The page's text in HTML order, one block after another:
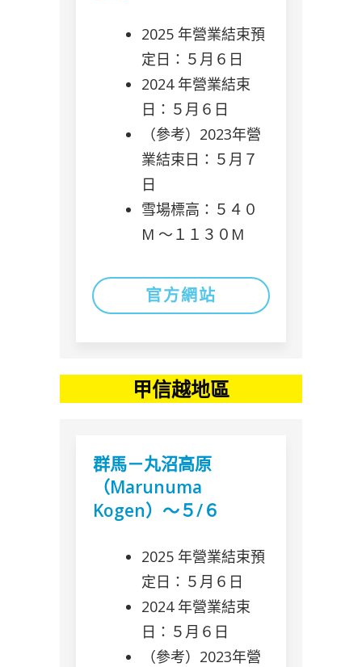
2025 年營業結束預
定日：５月６日
2024 年營業結束
日：５月６日
（參考）2023年營
業結束日：５月７
日
雪場標高：５４０
M 〜１１３０M
官方網站
甲信越地區
群馬－丸沼高原
（Marunuma
Kogen）～５/６
2025 年營業結束預
定日：５月６日
2024 年營業結束
日：５月６日
（參考）2023年營